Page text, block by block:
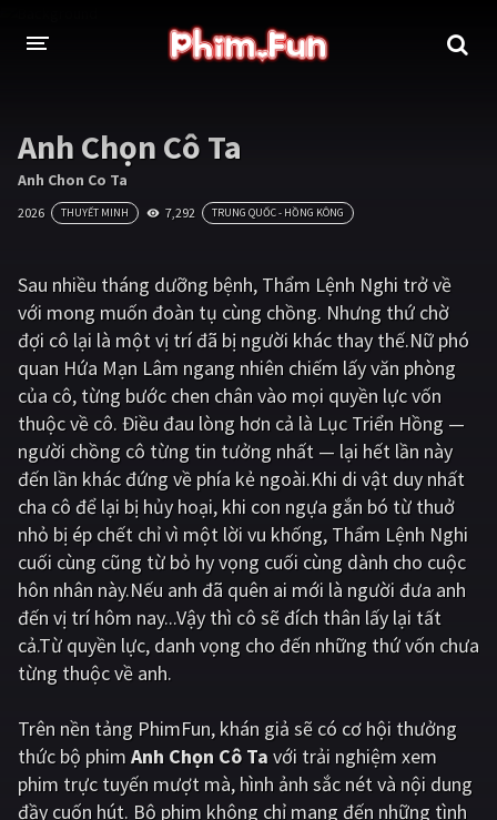
Thần thoại - Cổ trang
Tâm lý Chiến tranh
Kinh dị Tội phạm - Hình sự
Phiêu lưu Hài hước
Viễn tưởng Khoa học - Tài liệu
Hoạt hình Thể thao
Tình cảm - Lãng mạn Kỳ ảo
Giật gân Gia đình
Bí ẩn Lịch sử
Viễn Tây Tiểu sử
GameShow
QUỐC GIA
Âu - Mỹ Trung Quốc - Hồng Kông
Anh Chọn Cô Ta
Anh Chon Co Ta
2026 THUYẾT MINH 7,292 TRUNG QUỐC - HỒNG KÔNG
Sau nhiều tháng dưỡng bệnh, Thẩm Lệnh Nghi trở về
với mong muốn đoàn tụ cùng chồng. Nhưng thứ chờ
đợi cô lại là một vị trí đã bị người khác thay thế.Nữ phó
quan Hứa Mạn Lâm ngang nhiên chiếm lấy văn phòng
của cô, từng bước chen chân vào mọi quyền lực vốn
thuộc về cô. Điều đau lòng hơn cả là Lục Triển Hồng —
người chồng cô từng tin tưởng nhất — lại hết lần này
đến lần khác đứng về phía kẻ ngoài.Khi di vật duy nhất
cha cô để lại bị hủy hoại, khi con ngựa gắn bó từ thuở
nhỏ bị ép chết chỉ vì một lời vu khống, Thẩm Lệnh Nghi
cuối cùng cũng từ bỏ hy vọng cuối cùng dành cho cuộc
hôn nhân này.Nếu anh đã quên ai mới là người đưa anh
đến vị trí hôm nay...Vậy thì cô sẽ đích thân lấy lại tất
cả.Từ quyền lực, danh vọng cho đến những thứ vốn chưa
từng thuộc về anh.
Trên nền tảng PhimFun, khán giả sẽ có cơ hội thưởng
thức bộ phim Anh Chọn Cô Ta với trải nghiệm xem
phim trực tuyến mượt mà, hình ảnh sắc nét và nội dung
đầy cuốn hút. Bộ phim không chỉ mang đến những tình